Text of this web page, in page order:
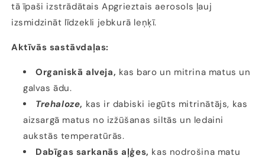
tā īpaši izstrādātais Apgrieztais aerosols ļauj
izsmidzināt līdzekli jebkurā leņķī.
Aktīvās sastāvdaļas:
Organiskā alveja, kas baro un mitrina matus un
galvas ādu.
Trehaloze, kas ir dabiski iegūts mitrinātājs, kas
aizsargā matus no izžūšanas siltās un ledaini
aukstās temperatūrās.
Dabīgas sarkanās aļģes, kas nodrošina matu